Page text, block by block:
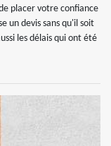
placer votre confiance
un devis sans qu'il soit
les délais qui ont été